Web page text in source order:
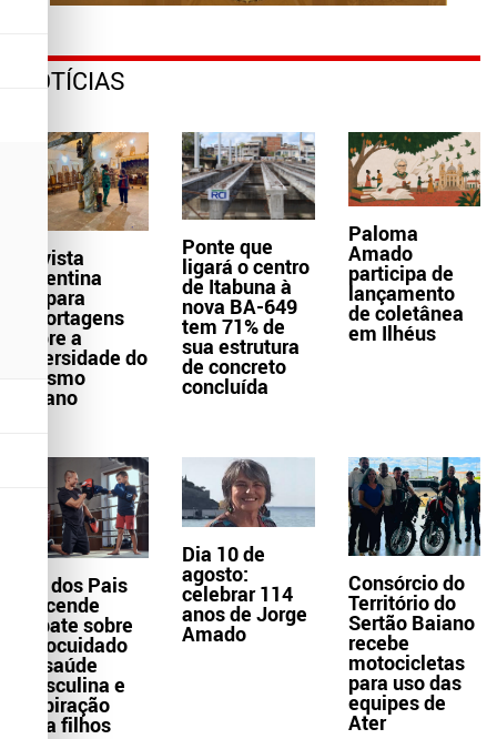
NOTÍCIAS
Revista
argentina
prepara
reportagens
sobre a
diversidade do
turismo
baiano
Ponte que
ligará o centro
de Itabuna à
nova BA-649
tem 71% de
sua estrutura
de concreto
concluída
Paloma
Amado
participa de
lançamento
de coletânea
em Ilhéus
Dia dos Pais
reacende
debate sobre
autocuidado
da saúde
masculina e
inspiração
para filhos
Dia 10 de
agosto:
celebrar 114
anos de Jorge
Amado
Consórcio do
Território do
Sertão Baiano
recebe
motocicletas
para uso das
equipes de
Ater